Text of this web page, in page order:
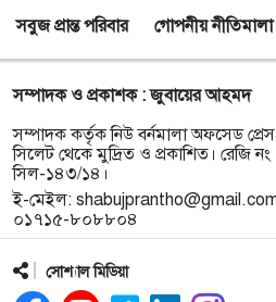
টাঙ্গুয়ার হাওর অবৈধভাবে
কে জরিমানা
৯
সেপ্টেম্বর থেকে সিলেট
ফ্লাইট চালু করছে
১০
জকিগঞ্জে প্রাইম মিনিস্টার্স
উপলক্ষে প্রস্তুতিমূলক সভা
১১
যশোরের স্কুলছাত্রীকে নিয়ে
সবুজ প্রান্ত পরিবার গোপনীয় নীতিমালা
সম্পাদক ও প্রকাশক : জুবায়ের আহমদ
সম্পাদক কর্তৃক নিউ বর্নমালা অফসেড
সিলেট থেকে মুদ্রিত ও প্রকাশিত। রেজি
সিল-১৪৩/১৪।
ই-মেইল:
০১৭১৫-৮০৮৮০৪
সোশ্যাল মিডিয়া